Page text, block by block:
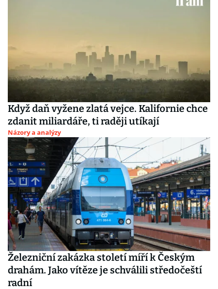
Když daň vyžene zlatá vejce. Kalifornie chce
zdanit miliardáře, ti raději utíkají
Názory a analýzy
Železniční zakázka století míří k Českým
drahám. Jako vítěze je schválili středočeští
radní